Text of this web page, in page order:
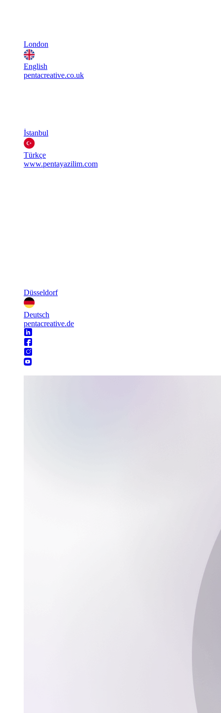
London
English
pentacreative.co.uk
İstanbul
Türkçe
www.pentayazilim.com
Düsseldorf
Deutsch
pentacreative.de